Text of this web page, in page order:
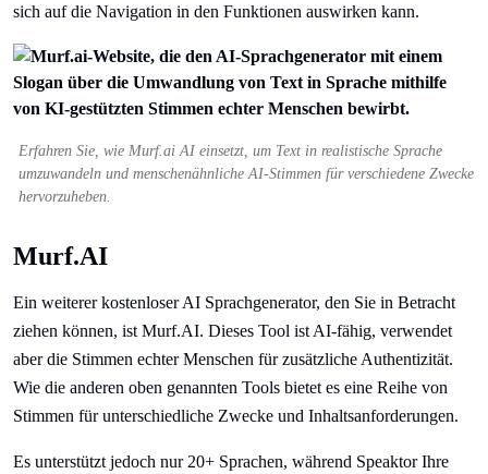
sich auf die Navigation in den Funktionen auswirken kann.
Erfahren Sie, wie Murf.ai AI einsetzt, um Text in realistische Sprache
umzuwandeln und menschenähnliche AI-Stimmen für verschiedene Zwecke
hervorzuheben.
Murf.AI
Ein weiterer kostenloser AI Sprachgenerator, den Sie in Betracht
ziehen können, ist Murf.AI. Dieses Tool ist AI-fähig, verwendet
aber die Stimmen echter Menschen für zusätzliche Authentizität.
Wie die anderen oben genannten Tools bietet es eine Reihe von
Stimmen für unterschiedliche Zwecke und Inhaltsanforderungen.
Es unterstützt jedoch nur 20+ Sprachen, während Speaktor Ihre